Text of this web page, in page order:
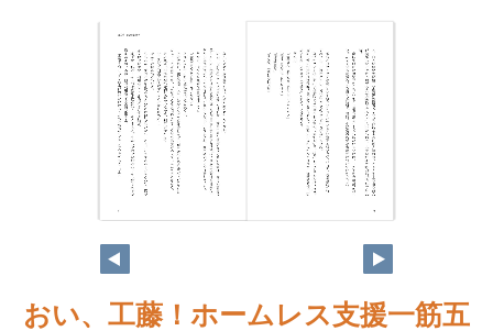
おい、工藤！ホームレス支援一筋五